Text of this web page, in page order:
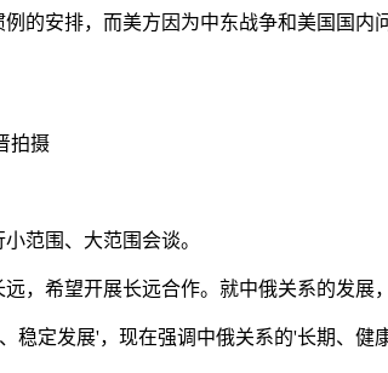
的安排，而美方因为中东战争和美国国
拍摄
范围、大范围会谈。
，希望开展长远合作。就中俄关系的发展
稳定发展'，现在强调中俄关系的'长期、